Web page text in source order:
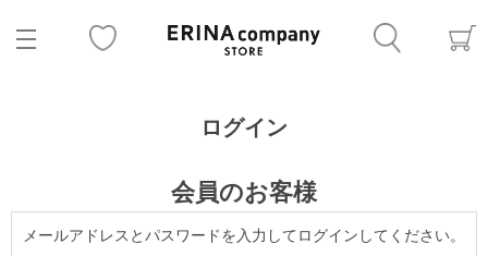
ログイン
会員のお客様
メールアドレスとパスワードを入力してログインしてください。